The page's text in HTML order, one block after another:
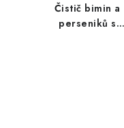
Čistič bimin a
perseniků s